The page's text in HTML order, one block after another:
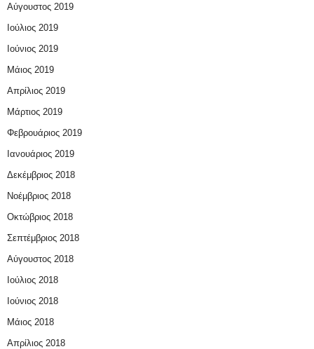
Αύγουστος 2019
Ιούλιος 2019
Ιούνιος 2019
Μάιος 2019
Απρίλιος 2019
Μάρτιος 2019
Φεβρουάριος 2019
Ιανουάριος 2019
Δεκέμβριος 2018
Νοέμβριος 2018
Οκτώβριος 2018
Σεπτέμβριος 2018
Αύγουστος 2018
Ιούλιος 2018
Ιούνιος 2018
Μάιος 2018
Απρίλιος 2018